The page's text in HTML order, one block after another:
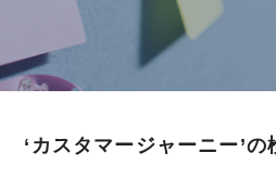
‘カスタマージャーニー’